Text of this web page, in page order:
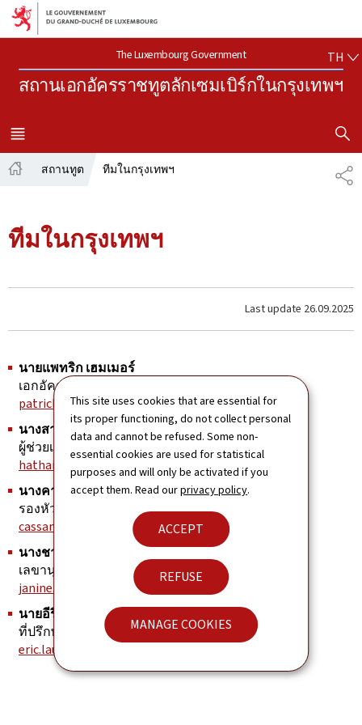
This site uses cookies that are essential for
its proper functioning, do not collect personal
data and cannot be refused. Some non-
essential cookies are used for statistical
purposes and will only be activated if you
accept them. Read ourprivacy policy.
ACCEPT
REFUSE
MANAGE COOKIES
Aller au menu principal
Aller au contenu
The Luxembourg Government
สถานเอกอัครราชทูตลักเซมเบิร์กในกรุงเทพฯ
TH
MENU
MAIN
SHOW
สถานทูต ทีมในกรุงเทพฯ
ทีมในกรุงเทพฯ
Last update 26.09.2025
นายแพทริก เฮมเมอร์
เอกอัครราชทูต
patrick.hemmer@mae.etat.lu
นางสาวหทัยทิพย์ เอี่ยมสุทธา
ผู้ช่วยเอกอัครราชทูต
hathaitip.iamsudha@mae.etat.lu
นางคาสซองดร์ เรอเนอวีเยร์
รองหัวหน้าคณะทูต
cassandre.renevier@mae.etat.lu
นางชานีน เนเวส โด โคซาริโอ
เลขานุการเอกและกงสุล
janine.neves@mae.etat.lu
นายอีริค เลาเออร์
ที่ปรึกษา
eric.lauer@mae.etat.lu